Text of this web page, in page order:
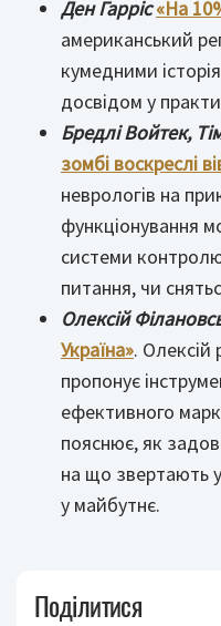
Ден Гарріс «На
американський
кумедними
досвідом у
Бредлі Войтек,
зомбі воскреслі
неврологів на
функціонування
системи
питання, чи
Олексій
Україна». Олексій
пропонує
ефективного
пояснює, як
на що звертають
у майбутнє.
Поділитися